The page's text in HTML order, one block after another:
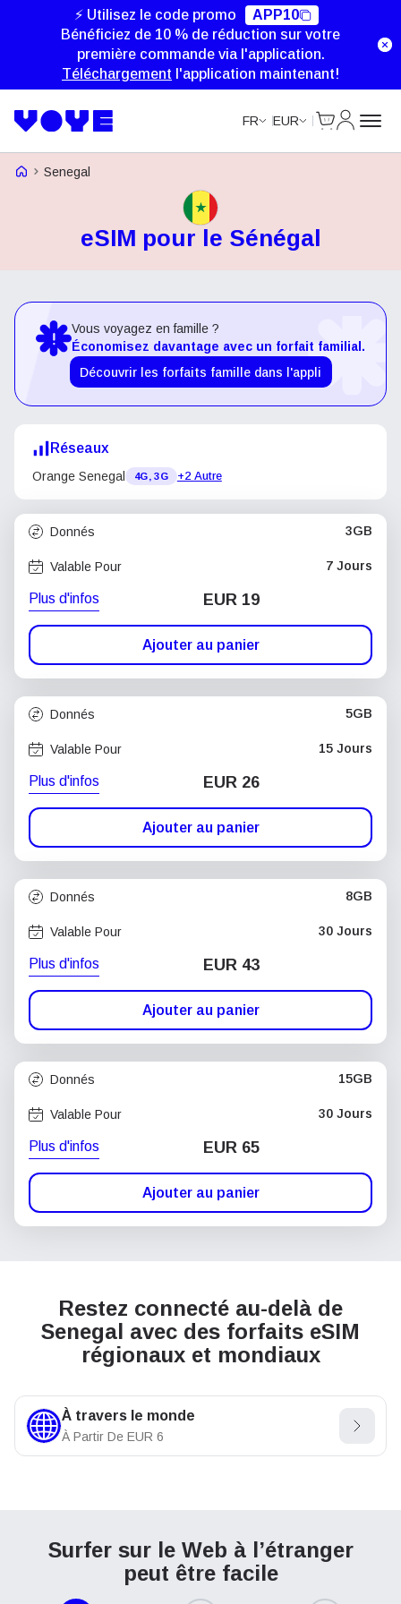
⚡ Utilisez le code promo
APP10
Bénéficiez de 10 % de réduction sur votre
première commande via l'application.
Téléchargement l'application maintenant!
FR EUR
Voye Homepage
Senegal
eSIM pour le Sénégal
Vous voyagez en famille ?
Économisez davantage avec un forfait familial.
Découvrir les forfaits famille dans l'appli
Réseaux
Orange Senegal 4G, 3G +2 Autre
Donnés 3GB
Valable Pour 7 Jours
Plus d'infos EUR 19
Ajouter au panier
Donnés 5GB
Valable Pour 15 Jours
Plus d'infos EUR 26
Ajouter au panier
Donnés 8GB
Valable Pour 30 Jours
Plus d'infos EUR 43
Ajouter au panier
Donnés 15GB
Valable Pour 30 Jours
Plus d'infos EUR 65
Ajouter au panier
Restez connecté au-delà de
Senegal avec des forfaits eSIM
régionaux et mondiaux
À travers le monde
À Partir De EUR 6
Surfer sur le Web à l’étranger
peut être facile